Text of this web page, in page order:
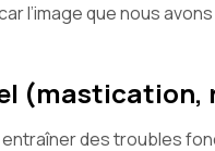
l’image que nous
des troubles